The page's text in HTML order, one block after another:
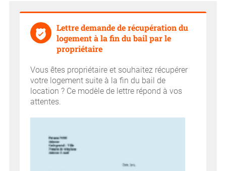
Lettre demande de récupération du
logement à la fin du bail par le
propriétaire
Vous êtes propriétaire et souhaitez récupérer
votre logement suite à la fin du bail de
location ? Ce modèle de lettre répond à vos
attentes.